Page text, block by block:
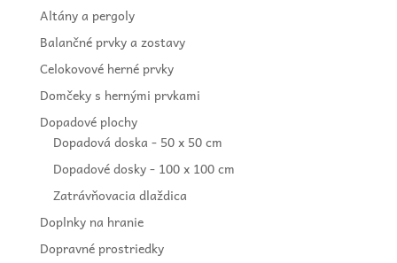
Altány a pergoly
Balančné prvky a zostavy
Celokovové herné prvky
Domčeky s hernými prvkami
Dopadové plochy
Dopadová doska - 50 x 50 cm
Dopadové dosky - 100 x 100 cm
Zatrávňovacia dlaždica
Doplnky na hranie
Dopravné prostriedky